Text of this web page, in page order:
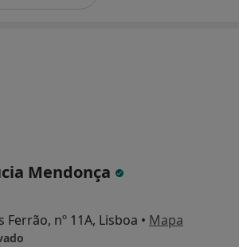
Mendonça
Ferrão, nº 11A, Lisboa • Mapa